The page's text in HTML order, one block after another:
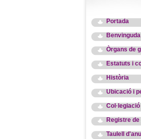
Portada
Òrgans de
Estatuts i
Història
Ubicació i
Col·legiació
Registre de
Taulell